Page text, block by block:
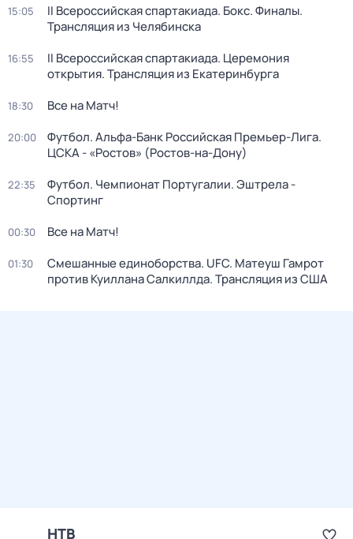
15:05
II Всероссийская спартакиада. Бокс. Финалы.
Трансляция из Челябинска
16:55
II Всероссийская спартакиада. Церемония
открытия. Трансляция из Екатеринбурга
18:30 Все на Матч!
20:00
Футбол. Альфа-Банк Российская Премьер-Лига.
ЦСКА - «Ростов» (Ростов-на-Дону)
22:35
Футбол. Чемпионат Португалии. Эштрела -
Спортинг
00:30 Все на Матч!
01:30
Смешанные единоборства. UFC. Матеуш Гамрот
против Куиллана Салкиллда. Трансляция из США
НТВ